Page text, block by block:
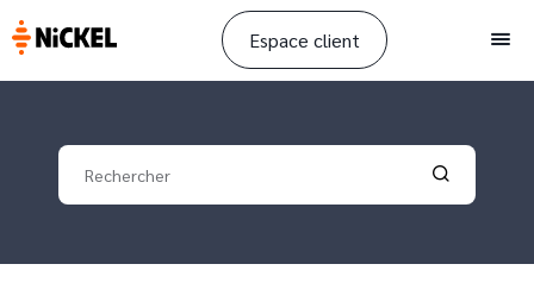
Espace client
Your search
Validate